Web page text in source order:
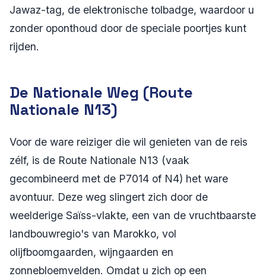
Jawaz-tag, de elektronische tolbadge, waardoor u
zonder oponthoud door de speciale poortjes kunt
rijden.
De Nationale Weg (Route
Nationale N13)
Voor de ware reiziger die wil genieten van de reis
zélf, is de Route Nationale N13 (vaak
gecombineerd met de P7014 of N4) het ware
avontuur. Deze weg slingert zich door de
weelderige Saïss-vlakte, een van de vruchtbaarste
landbouwregio's van Marokko, vol
olijfboomgaarden, wijngaarden en
zonnebloemvelden. Omdat u zich op een